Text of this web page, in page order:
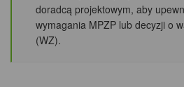
doradcą projektowym, aby
wymagania MPZP lub decyzji o
(WZ).